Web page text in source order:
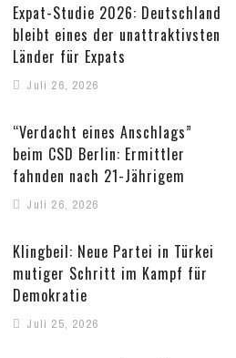
Expat-Studie 2026: Deutschland
bleibt eines der unattraktivsten
Länder für Expats
Juli 26, 2026
“Verdacht eines Anschlags”
beim CSD Berlin: Ermittler
fahnden nach 21-Jährigem
Juli 26, 2026
Klingbeil: Neue Partei in Türkei
mutiger Schritt im Kampf für
Demokratie
Juli 25, 2026